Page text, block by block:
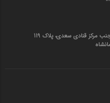
کرمانشاه خیابان سعدی ، جنب مرکز قنادی سعدی، پلاک 119